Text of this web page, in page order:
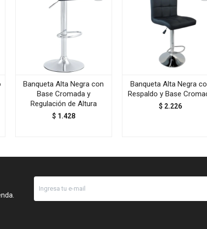
Banqueta Alta Negra con
Base Cromada y
Regulación de Altura
$ 1.428
Banqueta Alta Negra
Respaldo y Base
$ 2.226